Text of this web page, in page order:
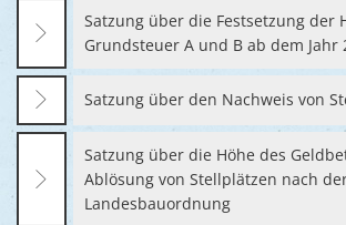
Satzung über die Festsetzung der
Grundsteuer A und B ab dem Jahr
Satzung über den Nachweis von
Satzung über die Höhe des
Ablösung von Stellplätzen nach
Landesbauordnung